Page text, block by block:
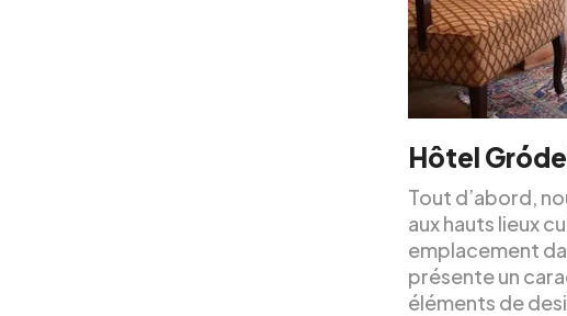
Hôtel
Tout d’abord,
aux hauts lieux
emplacement
présente un
éléments de